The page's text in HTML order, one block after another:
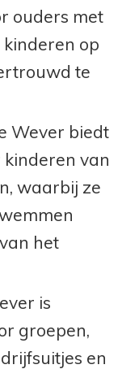
ouders met
op
te
Wever biedt
van
waarbij ze
het
is
groepen,
en